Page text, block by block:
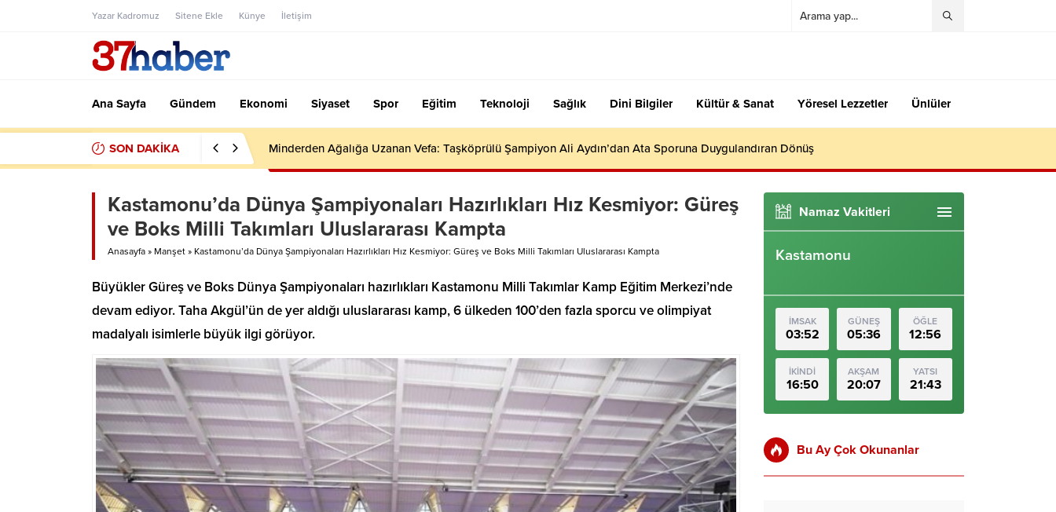
Yazar Kadromuz Sitene Ekle Künye İletişim
Ana Sayfa Gündem Ekonomi Siyaset Spor Eğitim Teknoloji Sağlık Dini Bilgiler Kültür & Sanat Yöresel Lezzetler Ünlüler
SON DAKİKA Minderden Ağalığa Uzanan Vefa: Taşköprülü Şampiyon Ali Aydın’dan Ata Sporuna Duygulandıran Dönüş
Kastamonu’da Dünya Şampiyonaları Hazırlıkları Hız Kesmiyor: Güreş
ve Boks Milli Takımları Uluslararası Kampta
Anasayfa » Manşet » Kastamonu’da Dünya Şampiyonaları Hazırlıkları Hız Kesmiyor: Güreş ve Boks Milli Takımları Uluslararası Kampta
Büyükler Güreş ve Boks Dünya Şampiyonaları hazırlıkları Kastamonu Milli Takımlar Kamp Eğitim Merkezi’nde
devam ediyor. Taha Akgül’ün de yer aldığı uluslararası kamp, 6 ülkeden 100’den fazla sporcu ve olimpiyat
madalyalı isimlerle büyük ilgi görüyor.
Namaz Vakitleri
Kastamonu
İMSAK
03:52
GÜNEŞ
05:36
ÖĞLE
12:56
İKİNDİ
16:50
AKŞAM
20:07
YATSI
21:43
Bu Ay Çok Okunanlar